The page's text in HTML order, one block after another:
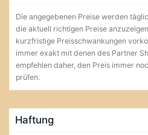
Die angegebenen Preise werden
die aktuell richtigen Preise
kurzfristige Preisschwankungen
immer exakt mit denen des Partner
empfehlen daher, den Preis immer
prüfen.
Haftung